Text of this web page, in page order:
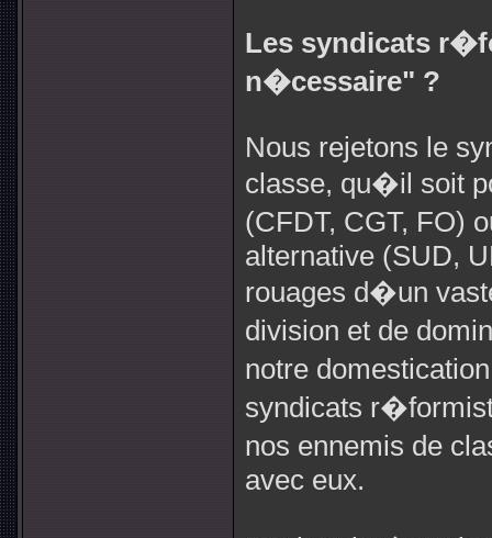
Les syndicats
n�cessaire" ?
Nous rejetons le
classe, qu�il soit
(CFDT, CGT, FO)
alternative (SUD,
rouages d�un
division et de
notre
syndicats
nos ennemis de
avec eux.